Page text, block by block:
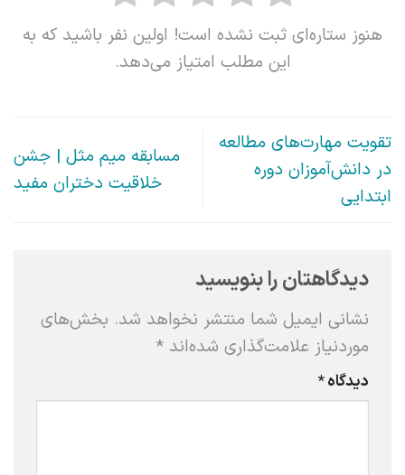
هنوز ستاره‌ای ثبت نشده است! اولین نفر باشید که به
این مطلب امتیاز می‌دهد.
تقویت مهارت‌های مطالعه
در دانش‌آموزان دوره
ابتدایی
مسابقه میم مثل | جشن
خلاقیت دختران مفید
دیدگاهتان را بنویسید
نشانی ایمیل شما منتشر نخواهد شد. بخش‌های
موردنیاز علامت‌گذاری شده‌اند *
دیدگاه*